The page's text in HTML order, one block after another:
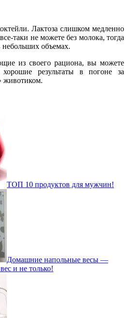
Лактоза слишком медленно
таки не можете без молока, тогда
небольших объемах.
из своего рациона, вы можете
результаты в погоне за
животиком.
ТОП 10 продуктов для мужчин!
Домашние напольные весы —
и не только!